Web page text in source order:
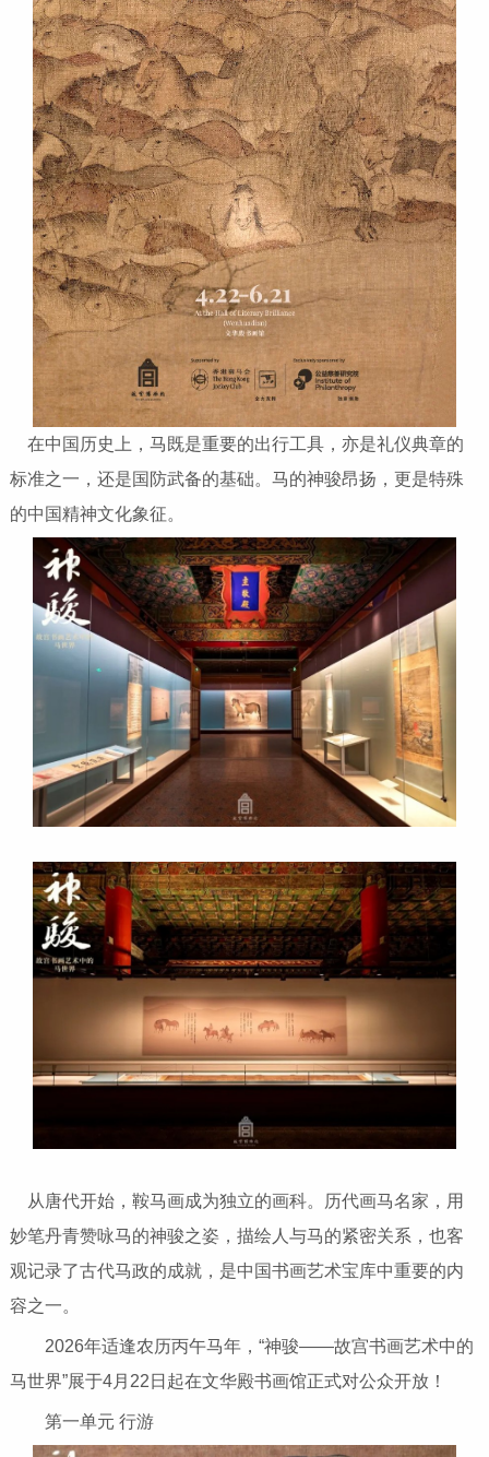
在中国历史上，马既是重要的出行工具，亦是礼仪典章的
标准之一，还是国防武备的基础。马的神骏昂扬，更是特殊
的中国精神文化象征。
从唐代开始，鞍马画成为独立的画科。历代画马名家，用
妙笔丹青赞咏马的神骏之姿，描绘人与马的紧密关系，也客
观记录了古代马政的成就，是中国书画艺术宝库中重要的内
容之一。
2026年适逢农历丙午马年，“神骏——故宫书画艺术中的
马世界”展于4月22日起在文华殿书画馆正式对公众开放！
第一单元 行游